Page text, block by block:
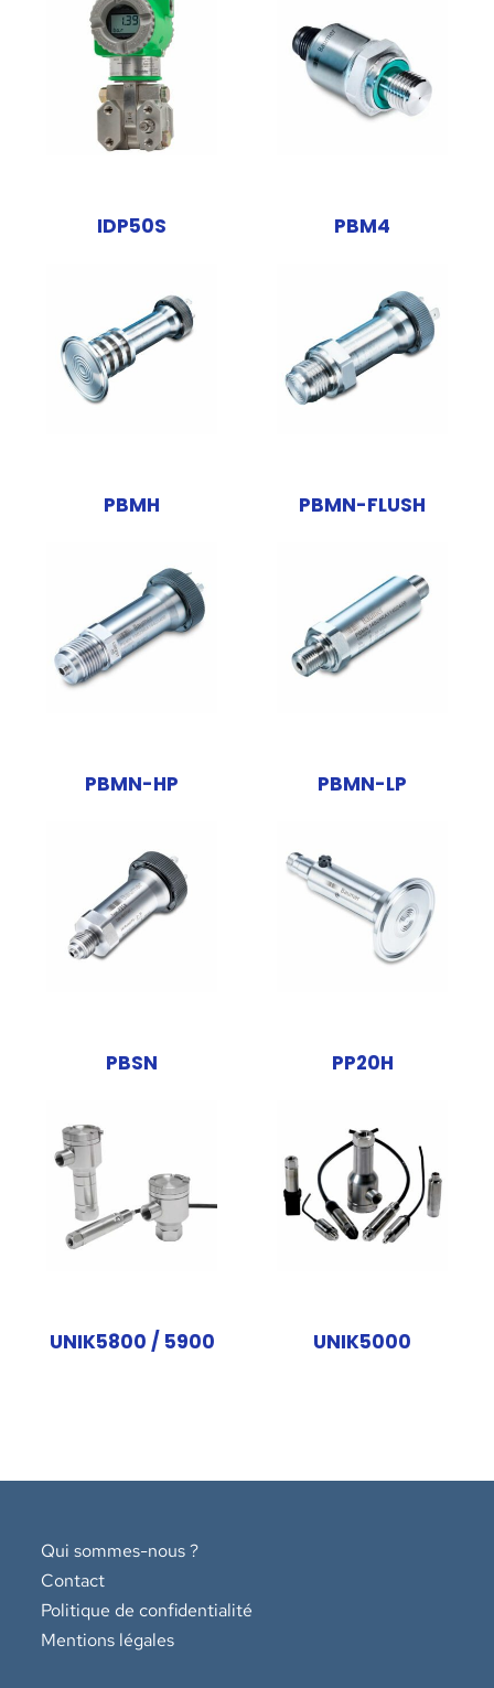
IDP50S PBM4
PBMH PBMN-FLUSH
PBMN-HP PBMN-LP
PBSN PP20H
UNIK5800 / 5900 UNIK5000
Qui sommes-nous ?
Contact
Politique de confidentialité
Mentions légales